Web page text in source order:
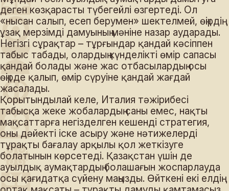
деген көзқарасты түбегейлі өзгертеді. Ол
«нысан салып, есеп берумен» шектелмей, өңірдің
ұзақ мерзімді дамуының мәніне назар аударады.
Негізгі сұрақтар – тұрғындар қандай кәсіппен
табыс табады, олардың күнделікті өмір сапасы
қандай болады және жас отбасылардың осы
өңірде қалып, өмір сүруіне қандай жағдай
жасалады.
Қорытындылай келе, Италия тәжірибесі
табысқа жеке жобалардың саны емес, нақты
мақсаттарға негізделген кешенді стратегия,
оны дәйекті іске асыру және нәтижелерді
тұрақты бағалау арқылы қол жеткізуге
болатынын көрсетеді. Қазақстан үшін де
ауылдық аумақтардың болашағын жоспарлауда
осы қағидатқа сүйену маңызды. Өйткені екі елдің